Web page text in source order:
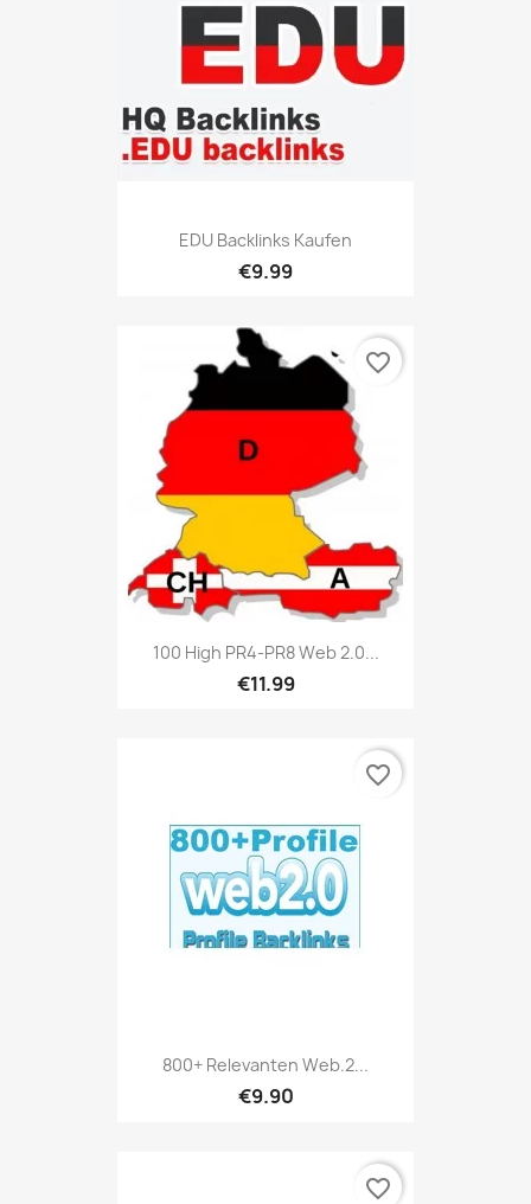
EDU Backlinks Kaufen
€9.99
100 High PR4-PR8 Web 2.0...
€11.99
favorite_border
800+ Relevanten Web.2...
€9.90
favorite_border
favorite_border